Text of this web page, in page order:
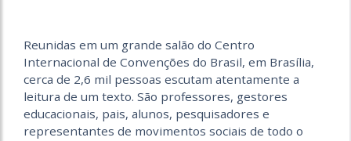
Reunidas em um grande salão do Centro
Internacional de Convenções do Brasil, em Brasília,
cerca de 2,6 mil pessoas escutam atentamente a
leitura de um texto. São professores, gestores
educacionais, pais, alunos, pesquisadores e
representantes de movimentos sociais de todo o